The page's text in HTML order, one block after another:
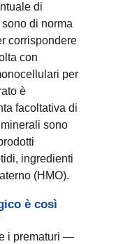
di
di norma
corrispondere
con
per
è
facoltativa di
sono
ingredienti
(HMO).
è così
i prematuri —